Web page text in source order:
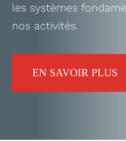
les systèmes
nos activités.
EN SAVOIR PLUS